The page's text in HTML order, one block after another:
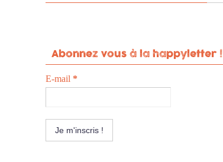
Abonnez vous à la happyletter !
E-mail *